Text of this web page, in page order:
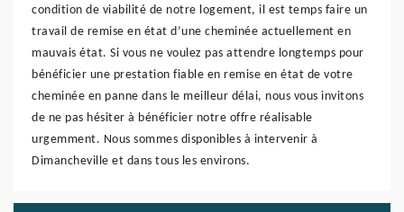
condition de viabilité de notre logement, il est temps faire un
travail de remise en état d’une cheminée actuellement en
mauvais état. Si vous ne voulez pas attendre longtemps pour
bénéficier une prestation fiable en remise en état de votre
cheminée en panne dans le meilleur délai, nous vous invitons
de ne pas hésiter à bénéficier notre offre réalisable
urgemment. Nous sommes disponibles à intervenir à
Dimancheville et dans tous les environs.